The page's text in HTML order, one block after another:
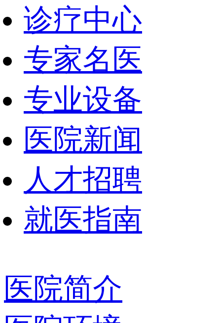
诊疗中心
专家名医
专业设备
医院新闻
人才招聘
就医指南
医院简介